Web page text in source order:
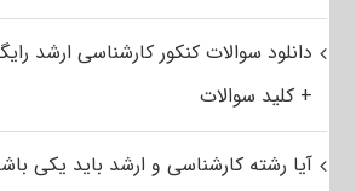
دانلود سوالات کنکور کارشناسی ارشد
+ کلید سوالات
آیا رشته کارشناسی و ارشد باید یکی